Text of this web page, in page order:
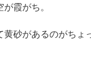
霞がち。
砂があるのがちょ